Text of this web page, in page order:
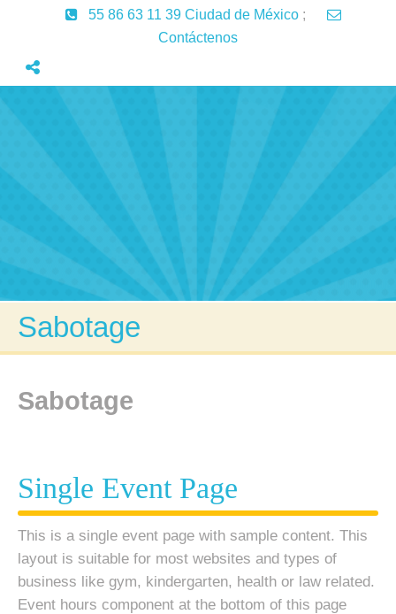
55 86 63 11 39 Ciudad de México ;
Contáctenos
Aprendizaje
Articulos Contactenos
Sabotage
Sabotage
Single Event Page
This is a single event page with sample content. This
layout is suitable for most websites and types of
business like gym, kindergarten, health or law related.
Event hours component at the bottom of this page